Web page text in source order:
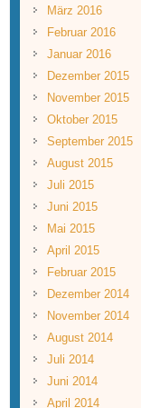
März 2016
Februar 2016
Januar 2016
Dezember 2015
November 2015
Oktober 2015
September 2015
August 2015
Juli 2015
Juni 2015
Mai 2015
April 2015
Februar 2015
Dezember 2014
November 2014
August 2014
Juli 2014
Juni 2014
April 2014